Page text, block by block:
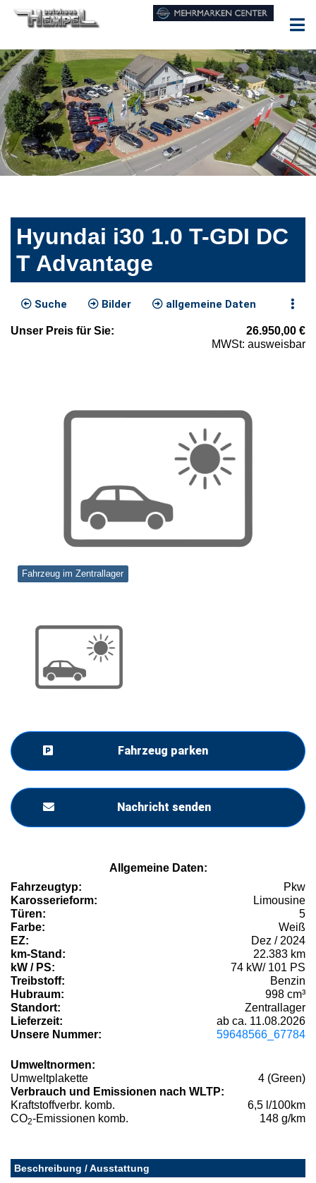
Hyundai i30 1.0 T-GDI DC
T Advantage
Suche Bilder allgemeine Daten
Unser Preis für Sie: 26.950,00 €
MWSt: ausweisbar
Fahrzeug im Zentrallager
Fahrzeug parken
Nachricht senden
Allgemeine Daten:
Fahrzeugtyp:
Pkw
Karosserieform:
Limousine
Türen:
5
Farbe:
Weiß
EZ:
Dez / 2024
km-Stand:
22.383 km
kW / PS:
74 kW/ 101 PS
Treibstoff:
Benzin
Hubraum:
998 cm³
Standort:
Zentrallager
Lieferzeit:
ab ca. 11.08.2026
Unsere Nummer:
59648566_67784
Umweltnormen:
Umweltplakette
4 (Green)
Verbrauch und Emissionen nach WLTP:
Kraftstoffverbr. komb.
6,5 l/100km
CO2-Emissionen komb. 148 g/km
Beschreibung / Ausstattung